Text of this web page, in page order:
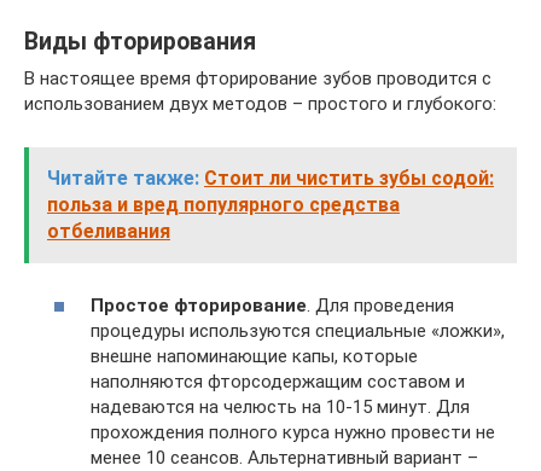
Виды фторирования
В настоящее время фторирование зубов проводится с
использованием двух методов – простого и глубокого:
Читайте также: Стоит ли чистить зубы содой:
польза и вред популярного средства
отбеливания
Простое фторирование. Для проведения
процедуры используются специальные «ложки»,
внешне напоминающие капы, которые
наполняются фторсодержащим составом и
надеваются на челюсть на 10-15 минут. Для
прохождения полного курса нужно провести не
менее 10 сеансов. Альтернативный вариант –